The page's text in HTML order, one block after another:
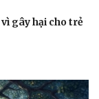
gây hại cho trẻ